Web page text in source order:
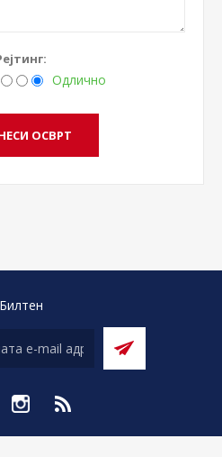
Одлично
Билтен